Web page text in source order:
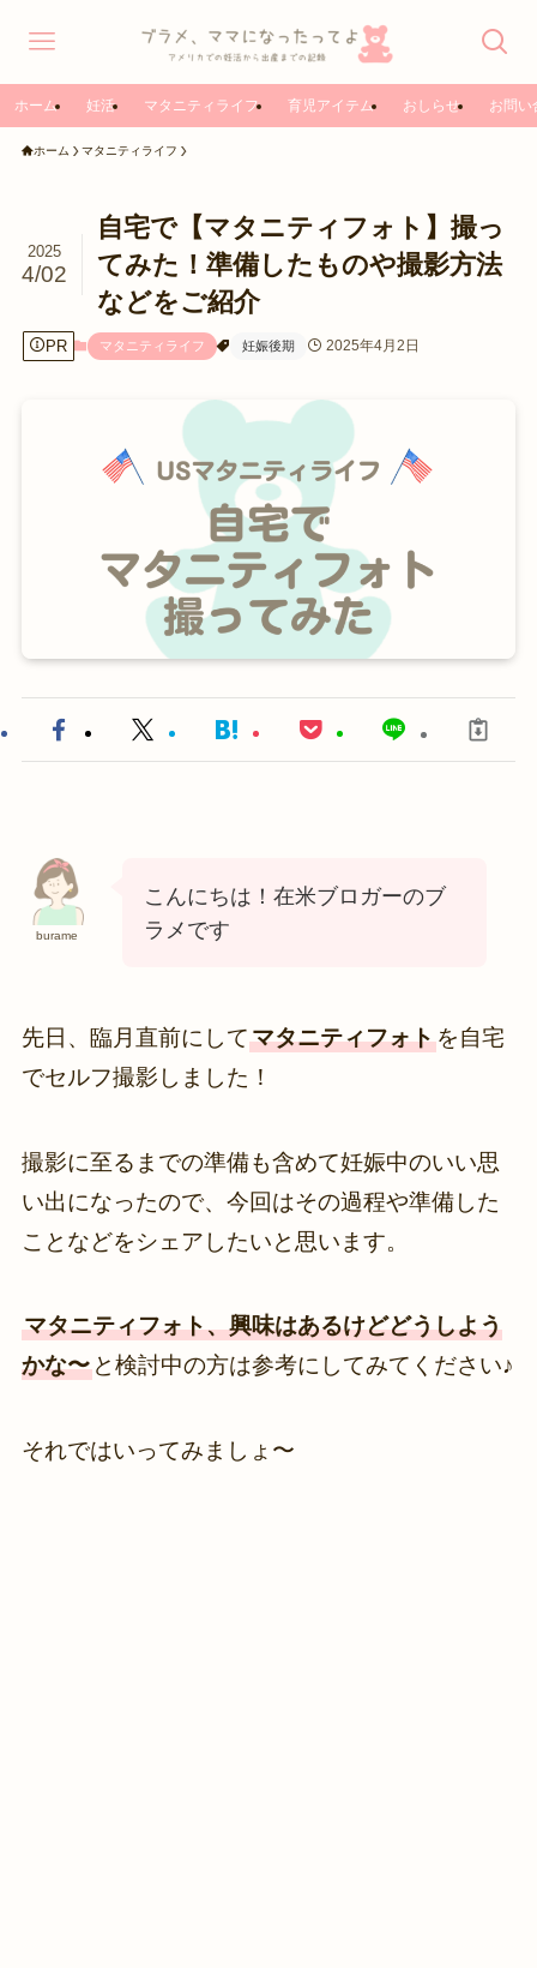
ホーム 妊活 マタニティライフ 育児アイテム おしらせ お問い
ホーム マタニティライフ
自宅で【マタニティフォト】撮っ
てみた！準備したものや撮影方法
などをご紹介
2025
4/02
PR マタニティライフ 妊娠後期 2025年4月2日
burame
こんにちは！在米ブロガーのブ
ラメです
先日、臨月直前にしてマタニティフォトを自宅
でセルフ撮影しました！
撮影に至るまでの準備も含めて妊娠中のいい思
い出になったので、今回はその過程や準備した
ことなどをシェアしたいと思います。
マタニティフォト、興味はあるけどどうしよう
かな〜と検討中の方は参考にしてみてください♪
それではいってみましょ〜